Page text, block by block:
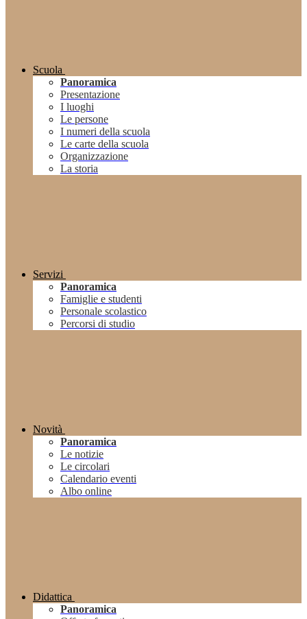
Scuola
Panoramica
Presentazione
I luoghi
Le persone
I numeri della scuola
Le carte della scuola
Organizzazione
La storia
Servizi
Panoramica
Famiglie e studenti
Personale scolastico
Percorsi di studio
Novità
Panoramica
Le notizie
Le circolari
Calendario eventi
Albo online
Didattica
Panoramica